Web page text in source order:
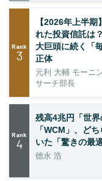
Rank
3
【2026年上半
れた投資信託は
大巨頭に続く「
正体
元利 大輔 モーニ
サーチ部長
Rank
4
残高4兆円「世
「WCM」、ど
いた「驚きの最
徳永 浩